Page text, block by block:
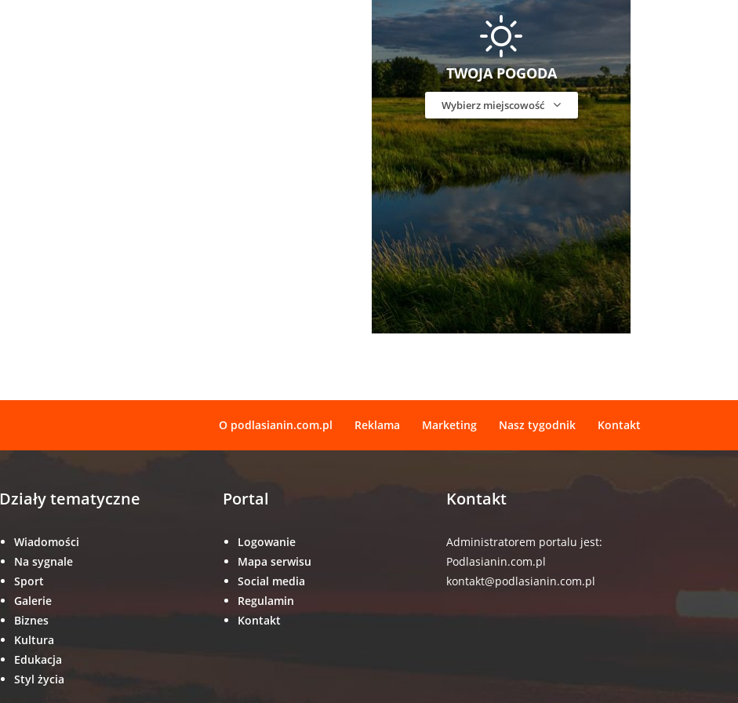
TWOJA POGODA
Wybierz miejscowość
O podlasianin.com.pl Reklama Marketing Nasz tygodnik Kontakt
Działy tematyczne
Wiadomości
Na sygnale
Sport
Galerie
Biznes
Kultura
Edukacja
Styl życia
Portal
Logowanie
Mapa serwisu
Social media
Regulamin
Kontakt
Kontakt
Administratorem portalu jest:
Podlasianin.com.pl
kontakt@podlasianin.com.pl